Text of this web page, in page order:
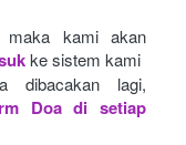
maka kami akan
ke sistem kami
dibacakan lagi,
Doa di setiap